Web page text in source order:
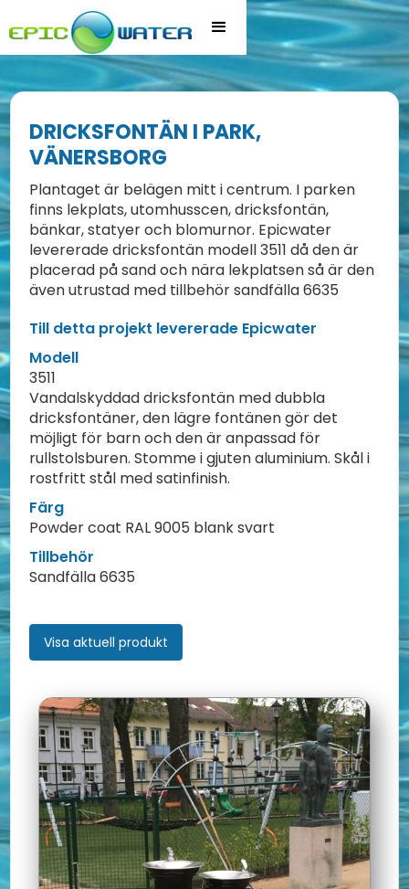
DRICKSFONTÄN I PARK,
VÄNERSBORG
Plantaget är belägen mitt i centrum. I parken
finns lekplats, utomhusscen, dricksfontän,
bänkar, statyer och blomurnor. Epicwater
levererade dricksfontän modell 3511 då den är
placerad på sand och nära lekplatsen så är den
även utrustad med tillbehör sandfälla 6635
Till detta projekt levererade Epicwater
Modell
3511
Vandalskyddad dricksfontän med dubbla
dricksfontäner, den lägre fontänen gör det
möjligt för barn och den är anpassad för
rullstolsburen. Stomme i gjuten aluminium. Skål i
rostfritt stål med satinfinish.
Färg
Powder coat RAL 9005 blank svart
Tillbehör
Sandfälla 6635
Visa aktuell produkt